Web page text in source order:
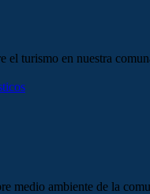
el turismo en nuestra
medio ambiente de la